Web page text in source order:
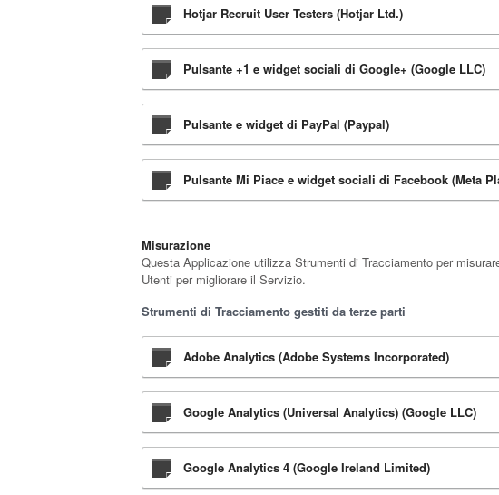
Hotjar Recruit User Testers (Hotjar Ltd.)
Pulsante +1 e widget sociali di Google+ (Google LLC)
Pulsante e widget di PayPal (Paypal)
Pulsante Mi Piace e widget sociali di Facebook (Meta
Misurazione
Questa Applicazione utilizza Strumenti di Tracciamento per
Utenti per migliorare il Servizio.
Strumenti di Tracciamento gestiti da terze parti
Adobe Analytics (Adobe Systems Incorporated)
Google Analytics (Universal Analytics) (Google LLC)
Google Analytics 4 (Google Ireland Limited)